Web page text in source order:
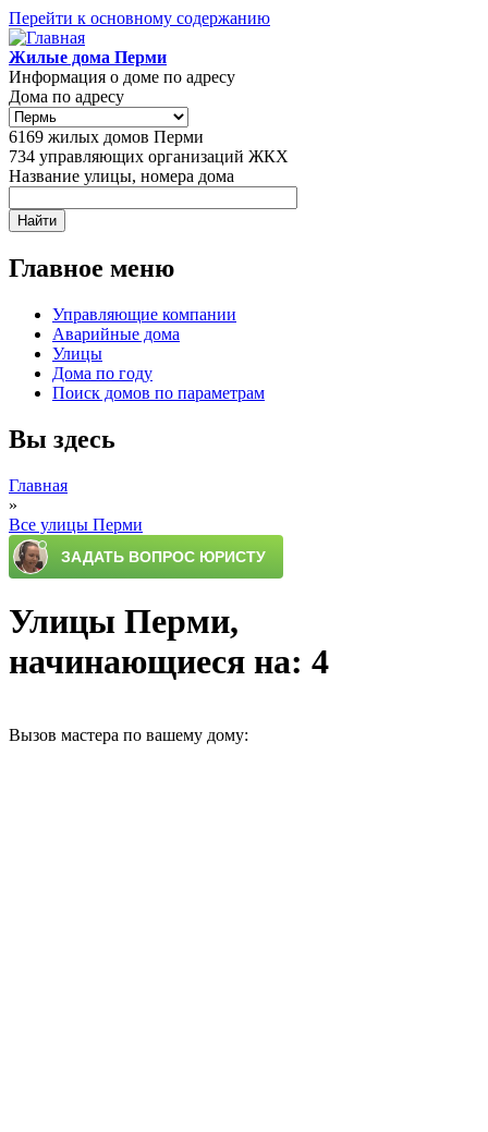
Перейти к основному содержанию
Жилые дома Перми
Информация о доме по адресу
Дома по адресу
6169 жилых домов Перми
734 управляющих организаций ЖКХ
Название улицы, номера дома
Главное меню
Управляющие компании
Аварийные дома
Улицы
Дома по году
Поиск домов по параметрам
Вы здесь
Главная
»
Все улицы Перми
Улицы Перми,
начинающиеся на: 4
Вызов мастера по вашему дому: